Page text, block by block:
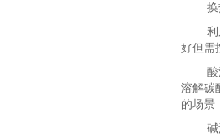
换
好但需
溶解碳
的场景